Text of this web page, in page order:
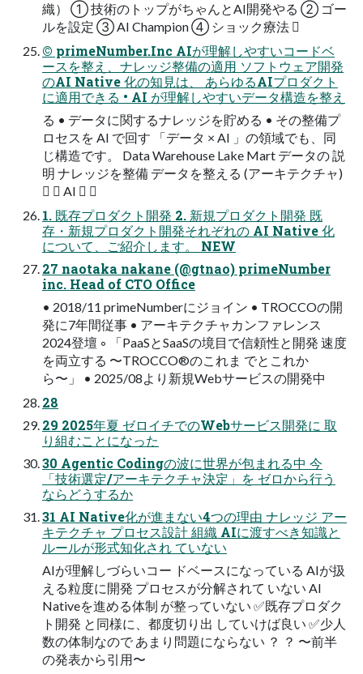
織） ① 技術のトップがちゃんとAI開発やる ② ゴー
ルを設定 ③ AI Champion ④ ショック療法 
© primeNumber.Inc AIが理解しやすいコードベ
ースを整え、ナレッジ整備の適用 ソフトウェア開発
のAI Native 化の知見は、 あらゆるAIプロダクト
に適用できる • AI が理解しやすいデータ構造を整え
る • データに関するナレッジを貯める • その整備プ
ロセスを AI で回す 「データ × AI 」の領域でも、同
じ構造です。 Data Warehouse Lake Mart データの 説
明 ナレッジを整備 データを整える (アーキテクチャ)
  AI  
1. 既存プロダクト開発 2. 新規プロダクト開発 既
存・新規プロダクト開発それぞれの AI Native 化
について、ご紹介します。 NEW
27 naotaka nakane (@gtnao) primeNumber
inc. Head of CTO Office
• 2018/11 primeNumberにジョイン • TROCCOの開
発に7年間従事 • アーキテクチャカンファレンス
2024登壇 ◦ 「PaaSとSaaSの境目で信頼性と開発 速度
を両立する 〜TROCCO®のこれま でとこれか
ら〜」 • 2025/08より新規Webサービスの開発中
28
29 2025年夏 ゼロイチでのWebサービス開発に 取
り組むことになった
30 Agentic Codingの波に世界が包まれる中 今
「技術選定/アーキテクチャ決定」を ゼロから行う
ならどうするか
31 AI Native化が進まない4つの理由 ナレッジ アー
キテクチャ プロセス設計 組織 AIに渡すべき知識と
ルールが形式知化され ていない
AIが理解しづらいコー ドベースになっている AIが扱
える粒度に開発 プロセスが分解されて いない AI
Nativeを進める体制 が整っていない ✅既存プロダク
ト開発 と同様に、都度切り出 していけば良い ✅少人
数の体制なので あまり問題にならない ？ ？ 〜前半
の発表から引用〜